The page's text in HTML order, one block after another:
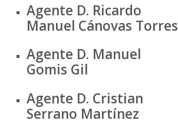
Agente D. Ricardo
Manuel Cánovas Torres
Agente D. Manuel
Gomis Gil
Agente D. Cristian
Serrano Martínez